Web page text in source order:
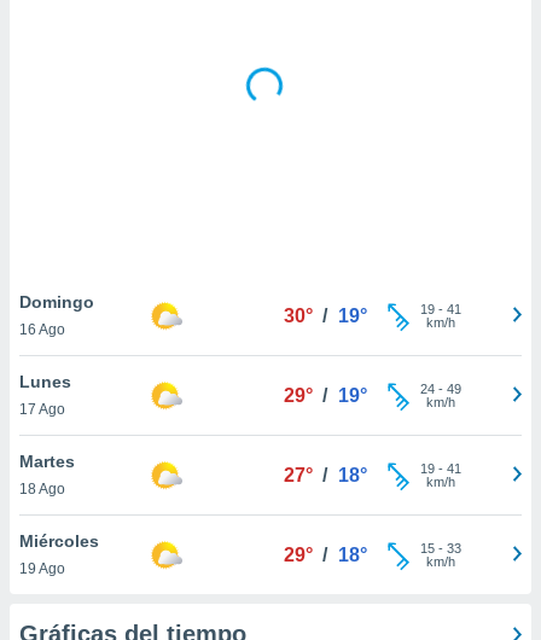
similares
como
sitio
de
traten tus
en
interés
su
Domingo
16 Ago
30° / 19° 19- 41
km/h
Lunes
17 Ago
29° / 19° 24- 49
km/h
Martes
18 Ago
27° / 18° 19- 41
km/h
Miércoles
19 Ago
29° / 18° 15- 33
km/h
Gráficas del tiempo